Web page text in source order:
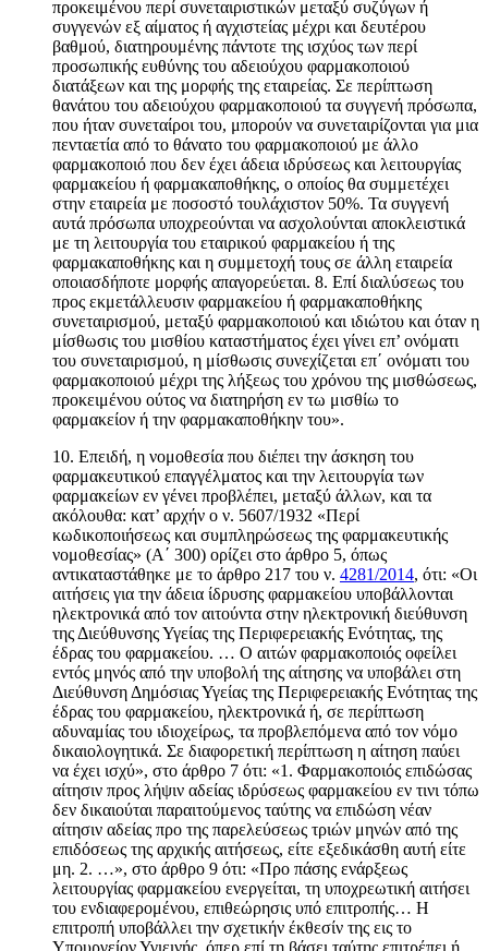
προκειμένου περί συνεταιριστικών μεταξύ συζύγων ή
συγγενών εξ αίματος ή αγχιστείας μέχρι και δευτέρου
βαθμού, διατηρουμένης πάντοτε της ισχύος των περί
προσωπικής ευθύνης του αδειούχου φαρμακοποιού
διατάξεων και της μορφής της εταιρείας. Σε περίπτωση
θανάτου του αδειούχου φαρμακοποιού τα συγγενή πρόσωπα,
που ήταν συνεταίροι του, μπορούν να συνεταιρίζονται για μια
πενταετία από το θάνατο του φαρμακοποιού με άλλο
φαρμακοποιό που δεν έχει άδεια ιδρύσεως και λειτουργίας
φαρμακείου ή φαρμακαποθήκης, ο οποίος θα συμμετέχει
στην εταιρεία με ποσοστό τουλάχιστον 50%. Τα συγγενή
αυτά πρόσωπα υποχρεούνται να ασχολούνται αποκλειστικά
με τη λειτουργία του εταιρικού φαρμακείου ή της
φαρμακαποθήκης και η συμμετοχή τους σε άλλη εταιρεία
οποιασδήποτε μορφής απαγορεύεται. 8. Επί διαλύσεως του
προς εκμετάλλευσιν φαρμακείου ή φαρμακαποθήκης
συνεταιρισμού, μεταξύ φαρμακοποιού και ιδιώτου και όταν η
μίσθωσις του μισθίου καταστήματος έχει γίνει επ’ ονόματι
του συνεταιρισμού, η μίσθωσις συνεχίζεται επ΄ ονόματι του
φαρμακοποιού μέχρι της λήξεως του χρόνου της μισθώσεως,
προκειμένου ούτος να διατηρήση εν τω μισθίω το
φαρμακείον ή την φαρμακαποθήκην του».
10. Επειδή, η νομοθεσία που διέπει την άσκηση του
φαρμακευτικού επαγγέλματος και την λειτουργία των
φαρμακείων εν γένει προβλέπει, μεταξύ άλλων, και τα
ακόλουθα: κατ’ αρχήν ο ν. 5607/1932 «Περί
κωδικοποιήσεως και συμπληρώσεως της φαρμακευτικής
νομοθεσίας» (Α΄ 300) ορίζει στο άρθρο 5, όπως
αντικαταστάθηκε με το άρθρο 217 του ν. 4281/2014, ότι: «Οι
αιτήσεις για την άδεια ίδρυσης φαρμακείου υποβάλλονται
ηλεκτρονικά από τον αιτούντα στην ηλεκτρονική διεύθυνση
της Διεύθυνσης Υγείας της Περιφερειακής Ενότητας, της
έδρας του φαρμακείου. … Ο αιτών φαρμακοποιός οφείλει
εντός μηνός από την υποβολή της αίτησης να υποβάλει στη
Διεύθυνση Δημόσιας Υγείας της Περιφερειακής Ενότητας της
έδρας του φαρμακείου, ηλεκτρονικά ή, σε περίπτωση
αδυναμίας του ιδιοχείρως, τα προβλεπόμενα από τον νόμο
δικαιολογητικά. Σε διαφορετική περίπτωση η αίτηση παύει
να έχει ισχύ», στο άρθρο 7 ότι: «1. Φαρμακοποιός επιδώσας
αίτησιν προς λήψιν αδείας ιδρύσεως φαρμακείου εν τινι τόπω
δεν δικαιούται παραιτούμενος ταύτης να επιδώση νέαν
αίτησιν αδείας προ της παρελεύσεως τριών μηνών από της
επιδόσεως της αρχικής αιτήσεως, είτε εξεδικάσθη αυτή είτε
μη. 2. …», στο άρθρο 9 ότι: «Προ πάσης ενάρξεως
λειτουργίας φαρμακείου ενεργείται, τη υποχρεωτική αιτήσει
του ενδιαφερομένου, επιθεώρησις υπό επιτροπής… Η
επιτροπή υποβάλλει την σχετικήν έκθεσίν της εις το
Υπουργείον Υγιεινής, όπερ επί τη βάσει ταύτης επιτρέπει ή